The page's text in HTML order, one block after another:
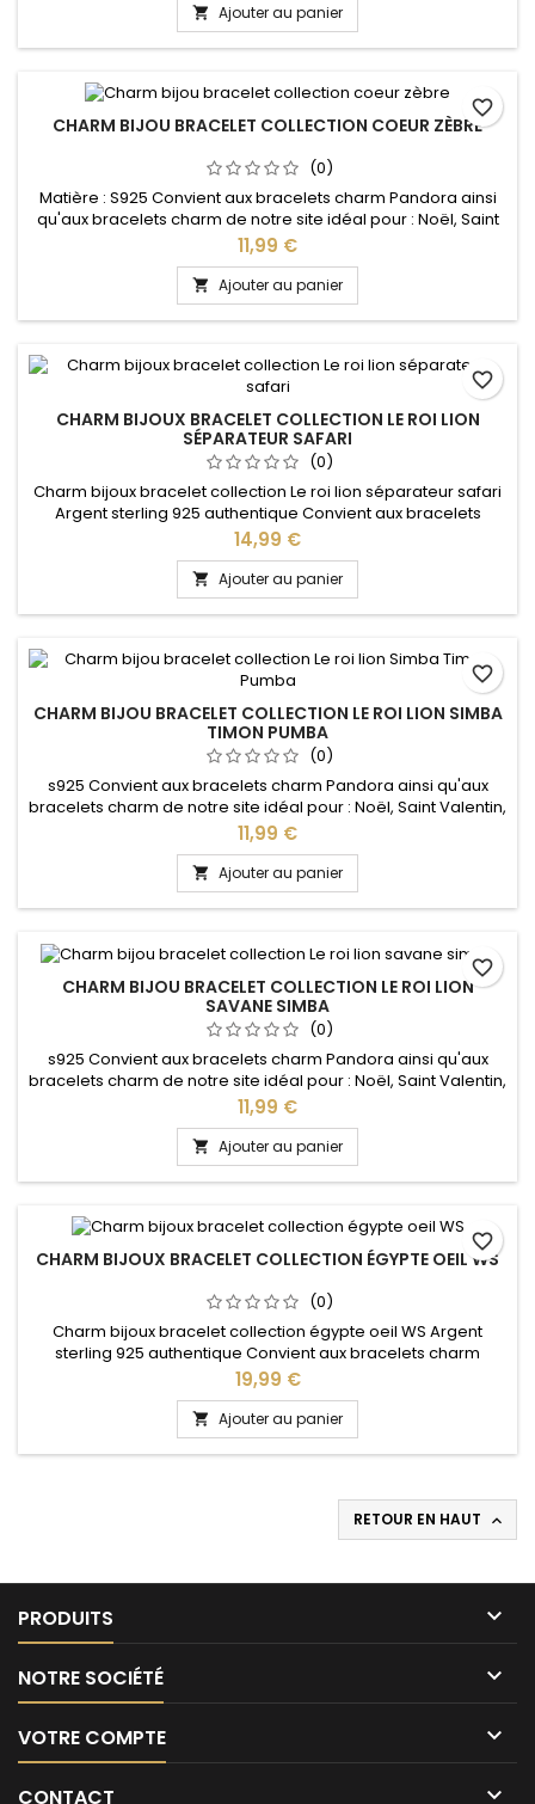
 Ajouter au panier
CHARM BIJOU BRACELET COLLECTION COEUR ZÈBRE
(0)
Matière : S925 Convient aux bracelets charm Pandora ainsi
qu'aux bracelets charm de notre site idéal pour : Noël, Saint
Valentin, anniversaire, anniversaire de mariage
Prix
11,99 €
 Ajouter au panier
favorite_border
CHARM BIJOUX BRACELET COLLECTION LE ROI LION
SÉPARATEUR SAFARI
(0)
Charm bijoux bracelet collection Le roi lion séparateur safari
Argent sterling 925 authentique Convient aux bracelets
charm Pandora ainsi qu'aux bracelets charm de notre site
idéal pour : Noël, Saint Valentin, anniversaire, anniversaire de
mariage
Prix
14,99 €
 Ajouter au panier
favorite_border
CHARM BIJOU BRACELET COLLECTION LE ROI LION SIMBA
TIMON PUMBA
(0)
s925 Convient aux bracelets charm Pandora ainsi qu'aux
bracelets charm de notre site idéal pour : Noël, Saint Valentin,
anniversaire, anniversaire de mariage
Prix
11,99 €
 Ajouter au panier
favorite_border
CHARM BIJOU BRACELET COLLECTION LE ROI LION
SAVANE SIMBA
(0)
s925 Convient aux bracelets charm Pandora ainsi qu'aux
bracelets charm de notre site idéal pour : Noël, Saint Valentin,
anniversaire, anniversaire de mariage
Prix
11,99 €
 Ajouter au panier
favorite_border
CHARM BIJOUX BRACELET COLLECTION ÉGYPTE OEIL WS
(0)
Charm bijoux bracelet collection égypte oeil WS Argent
sterling 925 authentique Convient aux bracelets charm
Pandora ainsi qu'aux bracelets charm de notre site idéal
pour : Noël, Saint Valentin, anniversaire, anniversaire de
mariage
Prix
19,99 €
 Ajouter au panier
favorite_border
RETOUR EN HAUT 
PRODUITS 
NOTRE SOCIÉTÉ 
VOTRE COMPTE 
CONTACT 